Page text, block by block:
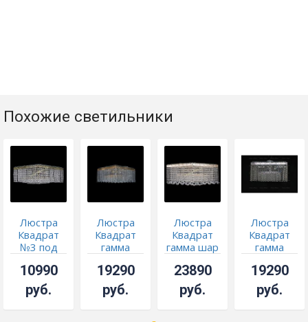
Похожие светильники
Люстра
Квадрат
№3 под
10990
руб.
Люстра
Квадрат
гамма
длинная
19290
руб.
Люстра
Квадрат
гамма шар
длинная
23890
руб.
Люстра
Квадрат
гамма
19290
руб.